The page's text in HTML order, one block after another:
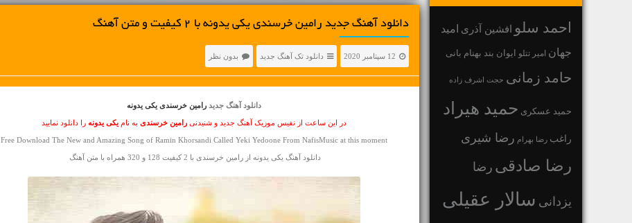
احمد سلو افشین آذری امید
جهان امیر تتلو ایوان بند بهنام بانی
حامد زمانی حجت اشرف زاده
حمید عسکری حمید هیراد
راغب رضا بهرام رضا شیری
رضا صادقی رضا
یزدانی سالار عقیلی
دانلود آهنگ جديد رامین خرسندی یکی یدونه با 2 کیفیت و متن آهنگ
12 سپتامبر 2020 دانلود تک آهنگ جدید بدون نظر
دانلود آهنگ جدید رامین خرسندی یکی یدونه
در این ساعت از نفیس موزیک آهنگ جدید و شنیدنی رامین خرسندی به نام یکی یدونه را دانلود نمایید
Free Download The New and Amazing Song of Ramin Khorsandi Called Yeki Yedoone From NafisMusic at this moment
دانلود آهنگ یکی یدونه از رامین خرسندی با 2 کیفیت 128 و 320 همراه با متن آهنگ